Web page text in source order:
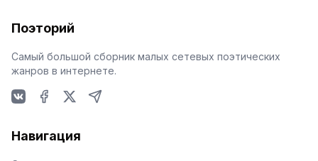
Поэторий
Самый большой сборник малых сетевых поэтических
жанров в интернете.
Навигация